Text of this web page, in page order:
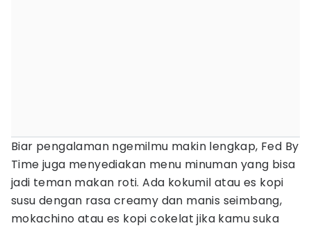
Biar pengalaman ngemilmu makin lengkap, Fed By
Time juga menyediakan menu minuman yang bisa
jadi teman makan roti. Ada kokumil atau es kopi
susu dengan rasa creamy dan manis seimbang,
mokachino atau es kopi cokelat jika kamu suka